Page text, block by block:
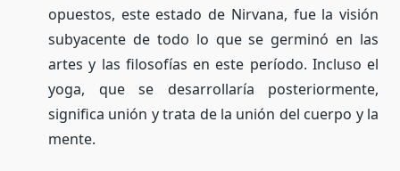
opuestos, este estado de Nirvana, fue la visión
subyacente de todo lo que se germinó en las
artes y las filosofías en este período. Incluso el
yoga, que se desarrollaría posteriormente,
significa unión y trata de la unión del cuerpo y la
mente.